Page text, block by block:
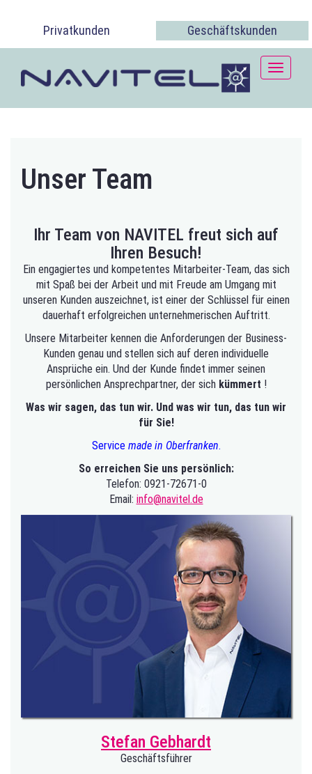
Privatkunden Geschäftskunden
Toggle
Unser Team
Ihr Team von NAVITEL freut sich auf
Ihren Besuch!
Ein engagiertes und kompetentes Mitarbeiter-Team, das sich
mit Spaß bei der Arbeit und mit Freude am Umgang mit
unseren Kunden auszeichnet, ist einer der Schlüssel für einen
dauerhaft erfolgreichen unternehmerischen Auftritt.
Unsere Mitarbeiter kennen die Anforderungen der Business-
Kunden genau und stellen sich auf deren individuelle
Ansprüche ein. Und der Kunde findet immer seinen
persönlichen Ansprechpartner, der sich kümmert !
Was wir sagen, das tun wir. Und was wir tun, das tun wir
für Sie!
Service made in Oberfranken.
So erreichen Sie uns persönlich:
Telefon: 0921-72671-0
Email: info@navitel.de
Stefan Gebhardt
Geschäftsführer